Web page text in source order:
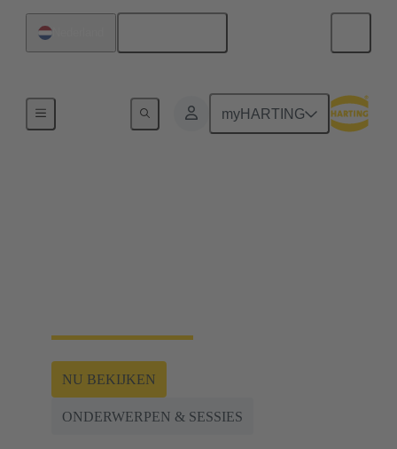
myHARTING
NU BEKIJKEN
ONDERWERPEN & SESSIES